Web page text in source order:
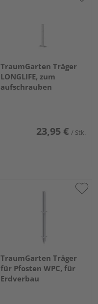
TraumGarten Träger
LONGLIFE, zum
aufschrauben
23,95 € / Stk.
TraumGarten Träger
für Pfosten WPC, für
Erdverbau